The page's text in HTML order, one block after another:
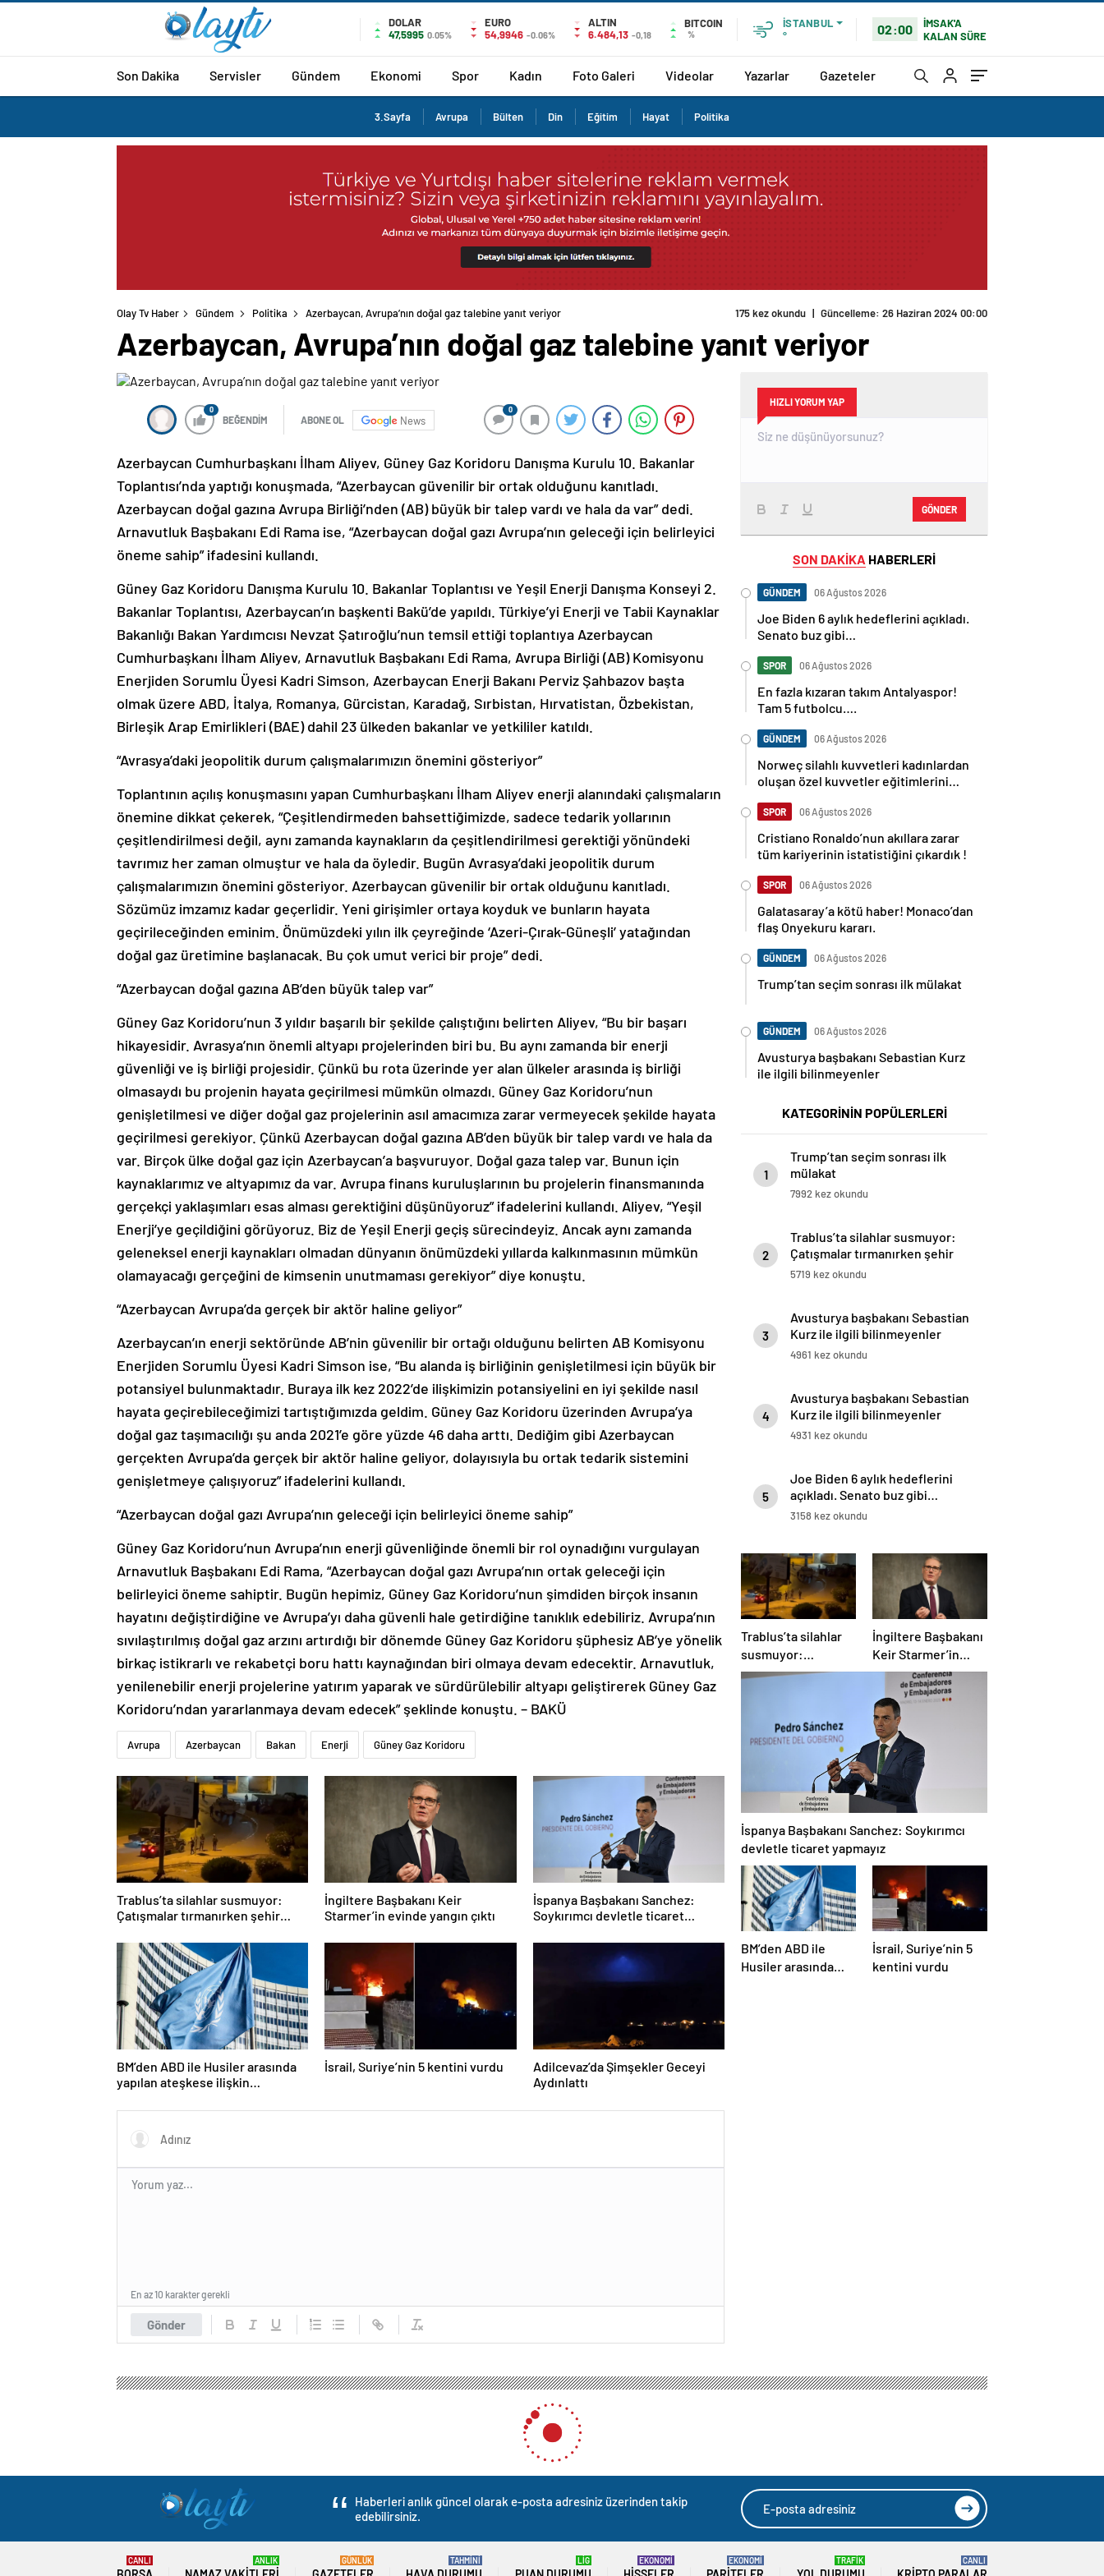
DOLAR
47,5995 0.05%
EURO
54,9946 -0.06%
ALTIN
6.484,13 -0,18
BITCOIN
%
İSTANBUL
°
02:00
İMSAK'A
KALAN SÜRE
Son Dakika Servisler Gündem Ekonomi Spor Kadın Foto Galeri Videolar Yazarlar Gazeteler
3.Sayfa Avrupa Bülten Din Eğitim Hayat Politika
Olay Tv Haber Gündem Politika Azerbaycan, Avrupa’nın doğal gaz talebine yanıt veriyor
Azerbaycan, Avrupa’nın doğal gaz talebine yanıt veriyor
0
BEĞENDİM ABONE OL News
0
Azerbaycan Cumhurbaşkanı İlham Aliyev, Güney Gaz Koridoru Danışma Kurulu 10. Bakanlar
Toplantısı’nda yaptığı konuşmada, “Azerbaycan güvenilir bir ortak olduğunu kanıtladı.
Azerbaycan doğal gazına Avrupa Birliği’nden (AB) büyük bir talep vardı ve hala da var” dedi.
Arnavutluk Başbakanı Edi Rama ise, “Azerbaycan doğal gazı Avrupa’nın geleceği için belirleyici
öneme sahip” ifadesini kullandı.
Güney Gaz Koridoru Danışma Kurulu 10. Bakanlar Toplantısı ve Yeşil Enerji Danışma Konseyi 2.
Bakanlar Toplantısı, Azerbaycan’ın başkenti Bakü’de yapıldı. Türkiye’yi Enerji ve Tabii Kaynaklar
Bakanlığı Bakan Yardımcısı Nevzat Şatıroğlu’nun temsil ettiği toplantıya Azerbaycan
Cumhurbaşkanı İlham Aliyev, Arnavutluk Başbakanı Edi Rama, Avrupa Birliği (AB) Komisyonu
Enerjiden Sorumlu Üyesi Kadri Simson, Azerbaycan Enerji Bakanı Perviz Şahbazov başta
olmak üzere ABD, İtalya, Romanya, Gürcistan, Karadağ, Sırbistan, Hırvatistan, Özbekistan,
Birleşik Arap Emirlikleri (BAE) dahil 23 ülkeden bakanlar ve yetkililer katıldı.
“Avrasya’daki jeopolitik durum çalışmalarımızın önemini gösteriyor”
Toplantının açılış konuşmasını yapan Cumhurbaşkanı İlham Aliyev enerji alanındaki çalışmaların
önemine dikkat çekerek, “Çeşitlendirmeden bahsettiğimizde, sadece tedarik yollarının
çeşitlendirilmesi değil, aynı zamanda kaynakların da çeşitlendirilmesi gerektiği yönündeki
tavrımız her zaman olmuştur ve hala da öyledir. Bugün Avrasya’daki jeopolitik durum
çalışmalarımızın önemini gösteriyor. Azerbaycan güvenilir bir ortak olduğunu kanıtladı.
Sözümüz imzamız kadar geçerlidir. Yeni girişimler ortaya koyduk ve bunların hayata
geçirileceğinden eminim. Önümüzdeki yılın ilk çeyreğinde ‘Azeri-Çırak-Güneşli’ yatağından
doğal gaz üretimine başlanacak. Bu çok umut verici bir proje” dedi.
“Azerbaycan doğal gazına AB’den büyük talep var”
Güney Gaz Koridoru’nun 3 yıldır başarılı bir şekilde çalıştığını belirten Aliyev, “Bu bir başarı
hikayesidir. Avrasya’nın önemli altyapı projelerinden biri bu. Bu aynı zamanda bir enerji
güvenliği ve iş birliği projesidir. Çünkü bu rota üzerinde yer alan ülkeler arasında iş birliği
olmasaydı bu projenin hayata geçirilmesi mümkün olmazdı. Güney Gaz Koridoru’nun
genişletilmesi ve diğer doğal gaz projelerinin asıl amacımıza zarar vermeyecek şekilde hayata
geçirilmesi gerekiyor. Çünkü Azerbaycan doğal gazına AB’den büyük bir talep vardı ve hala da
var. Birçok ülke doğal gaz için Azerbaycan’a başvuruyor. Doğal gaza talep var. Bunun için
kaynaklarımız ve altyapımız da var. Avrupa finans kuruluşlarının bu projelerin finansmanında
gerçekçi yaklaşımları esas alması gerektiğini düşünüyoruz” ifadelerini kullandı. Aliyev, “Yeşil
Enerji’ye geçildiğini görüyoruz. Biz de Yeşil Enerji geçiş sürecindeyiz. Ancak aynı zamanda
geleneksel enerji kaynakları olmadan dünyanın önümüzdeki yıllarda kalkınmasının mümkün
olamayacağı gerçeğini de kimsenin unutmaması gerekiyor” diye konuştu.
“Azerbaycan Avrupa’da gerçek bir aktör haline geliyor”
Azerbaycan’ın enerji sektöründe AB’nin güvenilir bir ortağı olduğunu belirten AB Komisyonu
Enerjiden Sorumlu Üyesi Kadri Simson ise, “Bu alanda iş birliğinin genişletilmesi için büyük bir
potansiyel bulunmaktadır. Buraya ilk kez 2022’de ilişkimizin potansiyelini en iyi şekilde nasıl
hayata geçirebileceğimizi tartıştığımızda geldim. Güney Gaz Koridoru üzerinden Avrupa’ya
doğal gaz taşımacılığı şu anda 2021’e göre yüzde 46 daha arttı. Dediğim gibi Azerbaycan
gerçekten Avrupa’da gerçek bir aktör haline geliyor, dolayısıyla bu ortak tedarik sistemini
genişletmeye çalışıyoruz” ifadelerini kullandı.
“Azerbaycan doğal gazı Avrupa’nın geleceği için belirleyici öneme sahip”
Güney Gaz Koridoru’nun Avrupa’nın enerji güvenliğinde önemli bir rol oynadığını vurgulayan
Arnavutluk Başbakanı Edi Rama, “Azerbaycan doğal gazı Avrupa’nın ortak geleceği için
belirleyici öneme sahiptir. Bugün hepimiz, Güney Gaz Koridoru’nun şimdiden birçok insanın
hayatını değiştirdiğine ve Avrupa’yı daha güvenli hale getirdiğine tanıklık edebiliriz. Avrupa’nın
sıvılaştırılmış doğal gaz arzını artırdığı bir dönemde Güney Gaz Koridoru şüphesiz AB’ye yönelik
birkaç istikrarlı ve rekabetçi boru hattı kaynağından biri olmaya devam edecektir. Arnavutluk,
yenilenebilir enerji projelerine yatırım yaparak ve sürdürülebilir altyapı geliştirerek Güney Gaz
Koridoru’ndan yararlanmaya devam edecek” şeklinde konuştu. – BAKÜ
Avrupa Azerbaycan Bakan Enerji Güney Gaz Koridoru
Trablus’ta silahlar susmuyor:
Çatışmalar tırmanırken şehir
İngiltere Başbakanı Keir
Starmer’in evinde yangın çıktı
İspanya Başbakanı Sanchez:
Soykırımcı devletle ticaret
BM’den ABD ile Husiler arasında
yapılan ateşkese ilişkin
İsrail, Suriye’nin 5 kentini vurdu
Adilcevaz’da Şimşekler Geceyi
Aydınlattı
Gönder
En az 10 karakter gerekli
HIZLI YORUM YAP
GÖNDER
SON DAKİKA HABERLERİ
GÜNDEM 06 Ağustos 2026
Joe Biden 6 aylık hedeflerini açıkladı.
Senato buz gibi…
SPOR 06 Ağustos 2026
En fazla kızaran takım Antalyaspor!
Tam 5 futbolcu….
GÜNDEM 06 Ağustos 2026
Norweç silahlı kuvvetleri kadınlardan
oluşan özel kuvvetler eğitimlerini
SPOR 06 Ağustos 2026
Cristiano Ronaldo’nun akıllara zarar
tüm kariyerinin istatistiğini çıkardık !
SPOR 06 Ağustos 2026
Galatasaray’a kötü haber! Monaco’dan
flaş Onyekuru kararı.
GÜNDEM 06 Ağustos 2026
Trump’tan seçim sonrası ilk mülakat
GÜNDEM 06 Ağustos 2026
Avusturya başbakanı Sebastian Kurz
ile ilgili bilinmeyenler
KATEGORİNİN POPÜLERLERİ
1
Trump’tan seçim sonrası ilk
mülakat
7992 kez okundu
2
Trablus’ta silahlar susmuyor:
Çatışmalar tırmanırken şehir
alarmda
5719 kez okundu
3
Avusturya başbakanı Sebastian
Kurz ile ilgili bilinmeyenler
4961 kez okundu
4
Avusturya başbakanı Sebastian
Kurz ile ilgili bilinmeyenler
4931 kez okundu
5
Joe Biden 6 aylık hedeflerini
açıkladı. Senato buz gibi…
3158 kez okundu
Trablus’ta silahlar
susmuyor:
Çatışmalar
İngiltere Başbakanı
Keir Starmer’in
evinde yangın çıktı
İspanya Başbakanı Sanchez: Soykırımcı
devletle ticaret yapmayız
BM’den ABD ile
Husiler arasında
İsrail, Suriye’nin 5
kentini vurdu
Talas Belediyesi Çömlekçi Sosyal Tesisi’nin Açılışını Gerçekleştirdi
Talas Belediyesi Çömlekçi Sosyal Tesisi’nin Açılışını
Gerçekleştirdi